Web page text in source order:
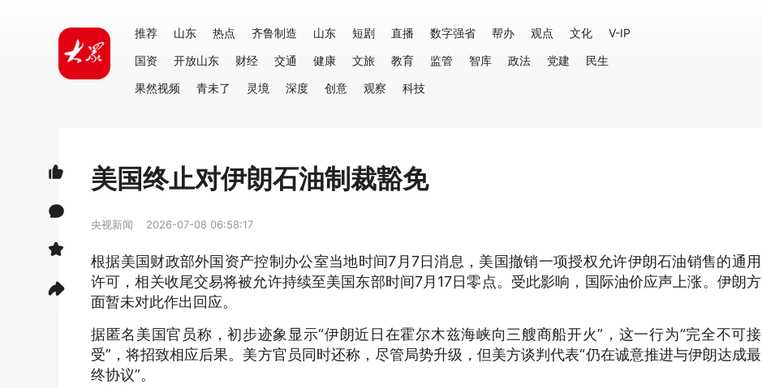
推荐 山东 热点 齐鲁制造 山东 短剧 直播 数字强省 帮办 观点 文化
V-IP
国资
开放山东 财经 交通 健康 文旅 教育 监管 智库 政法 党建
民生
果然视频
青未了 灵境 深度 创意 观察 科技
美国终止对伊朗石油制裁豁免
央视新闻 2026-07-08 06:58:17
根据美国财政部外国资产控制办公室当地时间7月7日消息，美国撤销一项授权允许伊朗石油销售的通用
许可，相关收尾交易将被允许持续至美国东部时间7月17日零点。受此影响，国际油价应声上涨。伊朗方
面暂未对此作出回应。
据匿名美国官员称，初步迹象显示“伊朗近日在霍尔木兹海峡向三艘商船开火”，这一行为“完全不可接
受”，将招致相应后果。美方官员同时还称，尽管局势升级，但美方谈判代表“仍在诚意推进与伊朗达成最
终协议”。